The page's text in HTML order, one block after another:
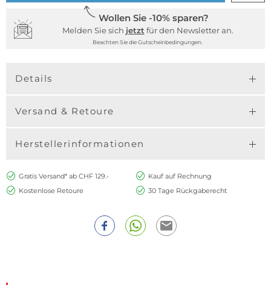
Wollen Sie -10% sparen?
Melden Sie sich jetzt für den Newsletter an.
Beachten Sie die Gutscheinbedingungen.
Details
Versand & Retoure
Herstellerinformationen
Gratis Versand* ab CHF 129.-
Kauf auf Rechnung
Kostenlose Retoure
30 Tage Rückgaberecht